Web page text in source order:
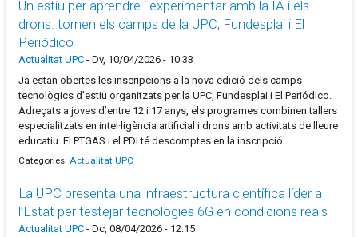
Un estiu per aprendre i experimentar amb la IA i els
drons: tornen els camps de la UPC, Fundesplai i El
Periódico
Actualitat UPC - Dv, 10/04/2026 - 10:33
Ja estan obertes les inscripcions a la nova edició dels camps
tecnològics d’estiu organitzats per la UPC, Fundesplai i El Periódico.
Adreçats a joves d’entre 12 i 17 anys, els programes combinen tallers
especialitzats en intel·ligència artificial i drons amb activitats de lleure
educatiu. El PTGAS i el PDI té descomptes en la inscripció.
Categories: Actualitat UPC
La UPC presenta una infraestructura científica líder a
l’Estat per testejar tecnologies 6G en condicions reals
Actualitat UPC - Dc, 08/04/2026 - 12:15